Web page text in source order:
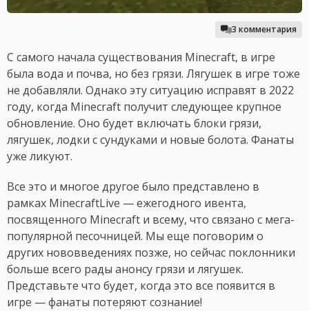
3 комментария
С самого начала существования Minecraft, в игре
была вода и почва, но без грязи. Лягушек в игре тоже
не добавляли. Однако эту ситуацию исправят в 2022
году, когда Minecraft получит следующее крупное
обновление. Оно будет включать блоки грязи,
лягушек, лодки с сундуками и новые болота. Фанаты
уже ликуют.
Все это и многое другое было представлено в
рамках MinecraftLive — ежегодного ивента,
посвященного Minecraft и всему, что связано с мега-
популярной песочницей. Мы еще поговорим о
других нововведениях позже, но сейчас поклонники
больше всего рады анонсу грязи и лягушек.
Представьте что будет, когда это все появится в
игре — фанаты потеряют сознание!